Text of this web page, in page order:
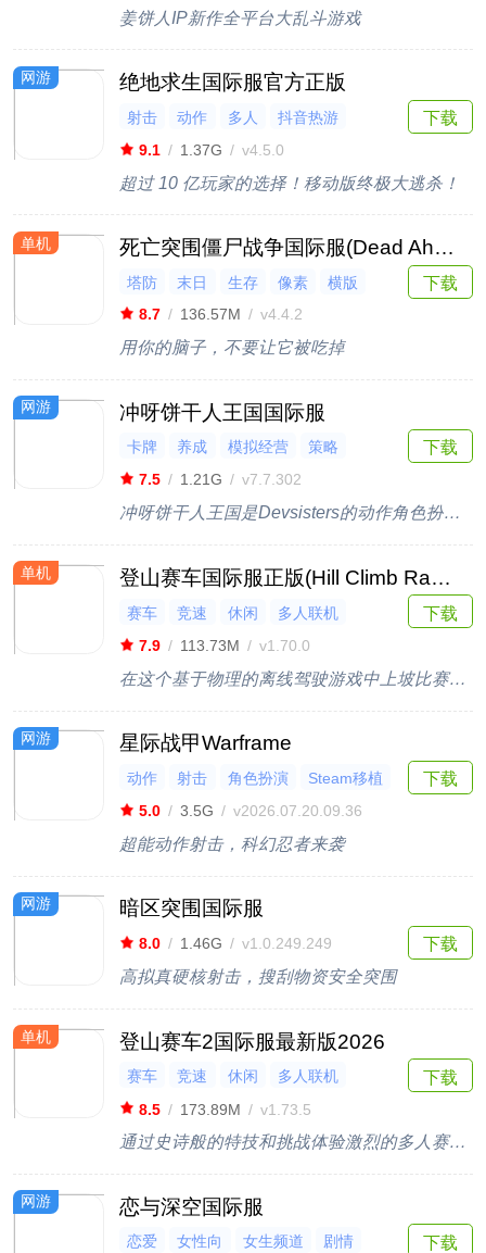
姜饼人IP新作全平台大乱斗游戏
网游 绝地求生国际服官方正版
射击 动作 多人
抖音热游
竞技
9.1 / 1.37G / v4.5.0
超过 10 亿玩家的选择！移动版终极大逃杀！
下载
单机 死亡突围僵尸战争国际服(Dead Ahead Zombie Warfare)
塔防 末日 生存 像素
横版
8.7 / 136.57M / v4.4.2
用你的脑子，不要让它被吃掉
下载
网游 冲呀饼干人王国国际服
卡牌 养成 模拟经营
策略
竞技
7.5 / 1.21G / v7.7.302
冲呀饼干人王国是Devsisters的动作角色扮演Gacha游戏
下载
单机 登山赛车国际服正版(Hill Climb Racing)
赛车 竞速 休闲
多人联机
闯关
7.9 / 113.73M / v1.70.0
在这个基于物理的离线驾驶游戏中上坡比赛获胜！
下载
网游 星际战甲Warframe
动作 射击 角色扮演
Steam移植
多人联机
5.0 / 3.5G / v2026.07.20.09.36
超能动作射击，科幻忍者来袭
下载
网游 暗区突围国际服
8.0 / 1.46G / v1.0.249.249
高拟真硬核射击，搜刮物资安全突围
下载
单机 登山赛车2国际服最新版2026
赛车 竞速 休闲
多人联机
闯关
8.5 / 173.89M / v1.73.5
通过史诗般的特技和挑战体验激烈的多人赛车动作！
下载
网游 恋与深空国际服
恋爱 女性向 女生频道
剧情
下载